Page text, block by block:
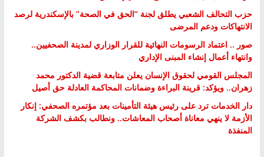
حزب التحالف الشعبي يطلق لجنة “الحق في الصحة” بالإسكندرية لرصد
الانتهاكات ودعم المرضى
صور .. اعتماد الرسومات النهائية للقرار الوزاري لمدينة الصحفيين..
وانتهاء أعمال إنشاء المبنى الإداري
المجلس القومي لحقوق الإنسان يعلن متابعة قضية الدكتور محمد
زهران.. ويؤكد: قرينة البراءة وضمانات المحاكمة العادلة حق أصيل
دار الخدمات ترد على رئيس هيئة التأمينات بعد مؤتمره الصحفي: إنكار
الأزمة لا ينهي معاناة أصحاب المعاشات.. ونطالب بكشف الشركة
المنفذة